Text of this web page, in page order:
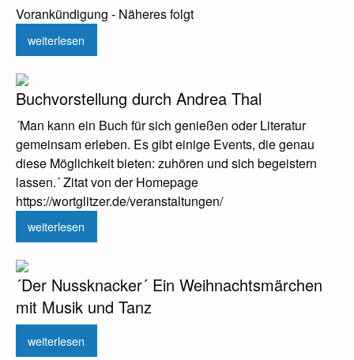
Vorankündigung - Näheres folgt
weiterlesen
Buchvorstellung durch Andrea Thal
´Man kann ein Buch für sich genießen oder Literatur
gemeinsam erleben. Es gibt einige Events, die genau
diese Möglichkeit bieten: zuhören und sich begeistern
lassen.´ Zitat von der Homepage
https://wortglitzer.de/veranstaltungen/
weiterlesen
´Der Nussknacker´ Ein Weihnachtsmärchen
mit Musik und Tanz
weiterlesen